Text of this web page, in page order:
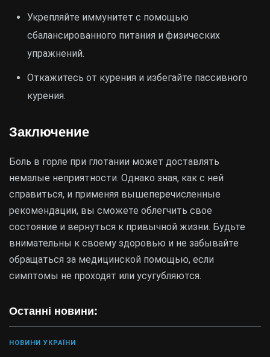
Останні новини:
НОВИНИ УКРАЇНИ
Укрепляйте иммунитет с помощью
сбалансированного питания и физических
упражнений.
Откажитесь от курения и избегайте пассивного
курения.
Заключение
Боль в горле при глотании может доставлять
немалые неприятности. Однако зная, как с ней
справиться, и применяя вышеперечисленные
рекомендации, вы сможете облегчить свое
состояние и вернуться к привычной жизни. Будьте
внимательны к своему здоровью и не забывайте
обращаться за медицинской помощью, если
симптомы не проходят или усугубляются.